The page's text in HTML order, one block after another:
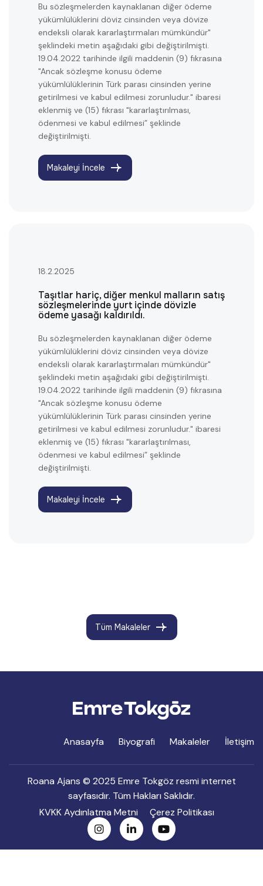
Bu sözleşmelerden kaynaklanan diğer ödeme
yükümlülüklerini döviz cinsinden veya dövize
endeksli olarak kararlaştırmaları mümkündür"
şeklindeki metin aşağıdaki gibi değiştirilmişti.
19.04.2022 tarihinde ilgili maddenin (9) fıkrasına
"Ancak sözleşme konusu ödeme
yükümlülüklerinin Türk parası cinsinden yerine
getirilmesi ve kabul edilmesi zorunludur." ibaresi
eklenmiş ve (15) fıkrası "kararlaştırılması,
ödenmesi ve kabul edilmesi” şeklinde
değiştirilmişti.
Makaleyi İncele
18.2.2025
Taşıtlar hariç, diğer menkul malların satış
sözleşmelerinde yurt içinde dövizle
ödeme yasağı kaldırıldı.
Bu sözleşmelerden kaynaklanan diğer ödeme
yükümlülüklerini döviz cinsinden veya dövize
endeksli olarak kararlaştırmaları mümkündür"
şeklindeki metin aşağıdaki gibi değiştirilmişti.
19.04.2022 tarihinde ilgili maddenin (9) fıkrasına
"Ancak sözleşme konusu ödeme
yükümlülüklerinin Türk parası cinsinden yerine
getirilmesi ve kabul edilmesi zorunludur." ibaresi
eklenmiş ve (15) fıkrası "kararlaştırılması,
ödenmesi ve kabul edilmesi” şeklinde
değiştirilmişti.
Makaleyi İncele
Tüm Makaleler
Anasayfa Biyografi Makaleler İletişim
Roana Ajans © 2025 Emre Tokgöz resmi internet
sayfasıdır. Tüm Hakları Saklıdır.
KVKK Aydınlatma Metni
Çerez Politikası